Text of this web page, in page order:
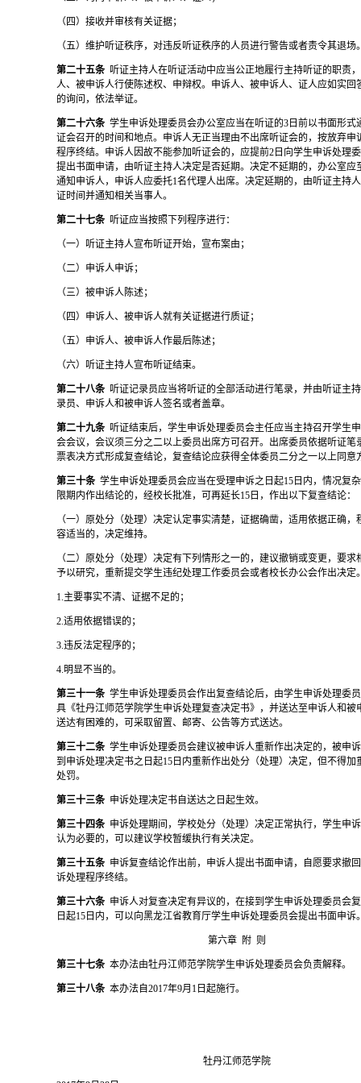
（四）接收并审核有关证据；
（五）维护听证秩序，对违反听证秩序的人员进行警告或者责令其退场
第二十五条 听证主持人在听证活动中应当公正地履行主持听证的职责
人、被申诉人行使陈述权、申辩权。申诉人、被申诉人、证人应如实回
的询问，依法举证。
第二十六条 学生申诉处理委员会办公室应当在听证的3日前以书面形式
证会召开的时间和地点。申诉人无正当理由不出席听证会的，按放弃申
程序终结。申诉人因故不能参加听证会的，应提前2日向学生申诉处理
提出书面申请，由听证主持人决定是否延期。决定不延期的，办公室应
通知申诉人，申诉人应委托1名代理人出席。决定延期的，由听证主持
证时间并通知相关当事人。
第二十七条 听证应当按照下列程序进行：
（一）听证主持人宣布听证开始，宣布案由；
（二）申诉人申诉；
（三）被申诉人陈述；
（四）申诉人、被申诉人就有关证据进行质证；
（五）申诉人、被申诉人作最后陈述；
（六）听证主持人宣布听证结束。
第二十八条 听证记录员应当将听证的全部活动进行笔录，并由听证主
录员、申诉人和被申诉人签名或者盖章。
第二十九条 听证结束后，学生申诉处理委员会主任应当主持召开学生
会会议，会议须三分之二以上委员出席方可召开。出席委员依据听证笔
票表决方式形成复查结论，复查结论应获得全体委员二分之一以上同意
第三十条 学生申诉处理委员会应当在受理申诉之日起15日内，情况复
限期内作出结论的，经校长批准，可再延长15日，作出以下复查结论：
（一）原处分（处理）决定认定事实清楚，证据确凿，适用依据正确，
容适当的，决定维持。
（二）原处分（处理）决定有下列情形之一的，建议撤销或变更，要求
予以研究，重新提交学生违纪处理工作委员会或者校长办公会作出决定
1.主要事实不清、证据不足的；
2.适用依据错误的；
3.违反法定程序的；
4.明显不当的。
第三十一条 学生申诉处理委员会作出复查结论后，由学生申诉处理委
具《牡丹江师范学院学生申诉处理复查决定书》，并送达至申诉人和被
送达有困难的，可采取留置、邮寄、公告等方式送达。
第三十二条 学生申诉处理委员会建议被申诉人重新作出决定的，被申
到申诉处理决定书之日起15日内重新作出处分（处理）决定，但不得加
处罚。
第三十三条 申诉处理决定书自送达之日起生效。
第三十四条 申诉处理期间，学校处分（处理）决定正常执行，学生申
认为必要的，可以建议学校暂缓执行有关决定。
第三十五条 申诉复查结论作出前，申诉人提出书面申请，自愿要求撤
诉处理程序终结。
第三十六条 申诉人对复查决定有异议的，在接到学生申诉处理委员会
日起15日内，可以向黑龙江省教育厅学生申诉处理委员会提出书面申诉
第六章 附 则
第三十七条 本办法由牡丹江师范学院学生申诉处理委员会负责解释。
第三十八条 本办法自2017年9月1日起施行。
牡丹江师范学院